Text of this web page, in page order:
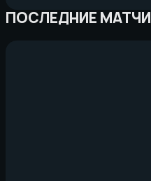
ПОСЛЕДНИЕ МАТЧИ